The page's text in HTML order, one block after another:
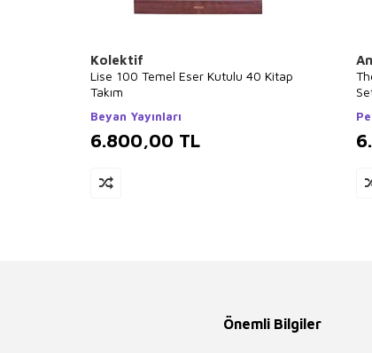
Kolektif
Lise 100 Temel Eser Kutulu 40 Kitap
Takım
Beyan Yayınları
6.800,00 TL
Önemli Bilgiler